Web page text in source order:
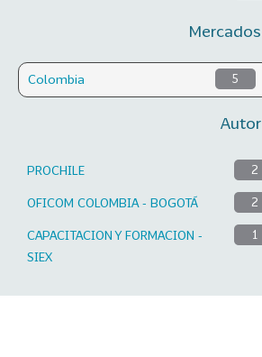
Mercados
Colombia 5
Autor
PROCHILE 2
OFICOM COLOMBIA - BOGOTÁ 2
CAPACITACION Y FORMACION -
SIEX
1